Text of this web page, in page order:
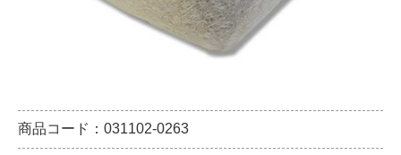
商品コード：031102-0263